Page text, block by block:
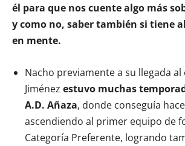
él para que nos cuente algo más
y como no, saber también si tiene
en mente.
Nacho previamente a su llegada
Jiménez estuvo muchas
A.D. Añaza, donde conseguía
ascendiendo al primer equipo de
Categoría Preferente, logrando